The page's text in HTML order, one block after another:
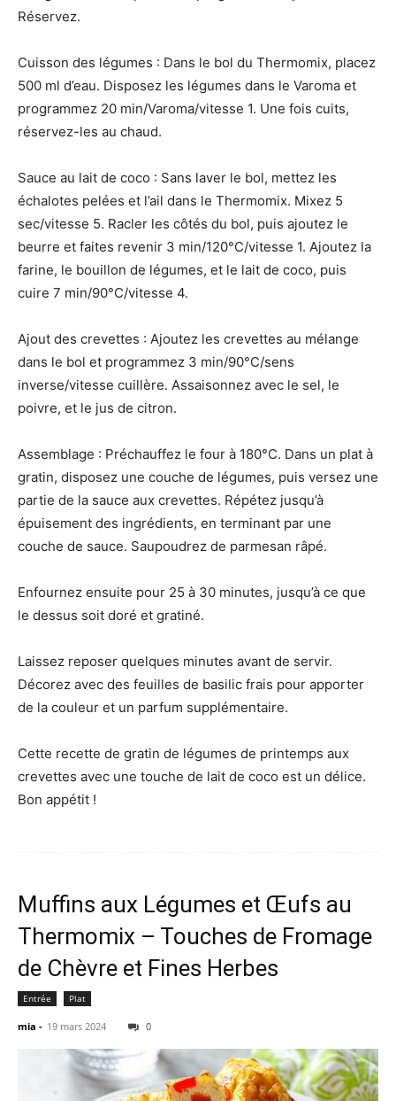
Réservez.
Cuisson des légumes : Dans le bol du Thermomix, placez
500 ml d’eau. Disposez les légumes dans le Varoma et
programmez 20 min/Varoma/vitesse 1. Une fois cuits,
réservez-les au chaud.
Sauce au lait de coco : Sans laver le bol, mettez les
échalotes pelées et l’ail dans le Thermomix. Mixez 5
sec/vitesse 5. Racler les côtés du bol, puis ajoutez le
beurre et faites revenir 3 min/120°C/vitesse 1. Ajoutez la
farine, le bouillon de légumes, et le lait de coco, puis
cuire 7 min/90°C/vitesse 4.
Ajout des crevettes : Ajoutez les crevettes au mélange
dans le bol et programmez 3 min/90°C/sens
inverse/vitesse cuillère. Assaisonnez avec le sel, le
poivre, et le jus de citron.
Assemblage : Préchauffez le four à 180°C. Dans un plat à
gratin, disposez une couche de légumes, puis versez une
partie de la sauce aux crevettes. Répétez jusqu’à
épuisement des ingrédients, en terminant par une
couche de sauce. Saupoudrez de parmesan râpé.
Enfournez ensuite pour 25 à 30 minutes, jusqu’à ce que
le dessus soit doré et gratiné.
Laissez reposer quelques minutes avant de servir.
Décorez avec des feuilles de basilic frais pour apporter
de la couleur et un parfum supplémentaire.
Cette recette de gratin de légumes de printemps aux
crevettes avec une touche de lait de coco est un délice.
Bon appétit !
Muffins aux Légumes et Œufs au
Thermomix – Touches de Fromage
de Chèvre et Fines Herbes
Entrée Plat
mia - 19 mars 2024 0